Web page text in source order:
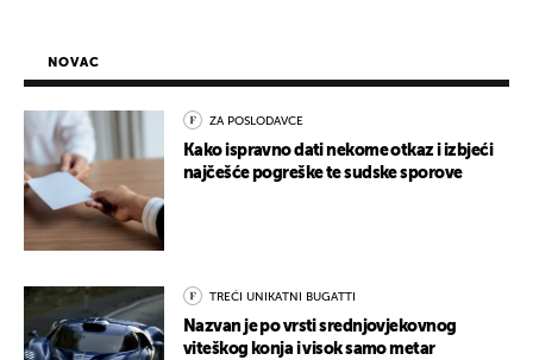
NOVAC
ZA POSLODAVCE
Kako ispravno dati nekome otkaz i izbjeći
najčešće pogreške te sudske sporove
TREĆI UNIKATNI BUGATTI
Nazvan je po vrsti srednjovjekovnog
viteškog konja i visok samo metar